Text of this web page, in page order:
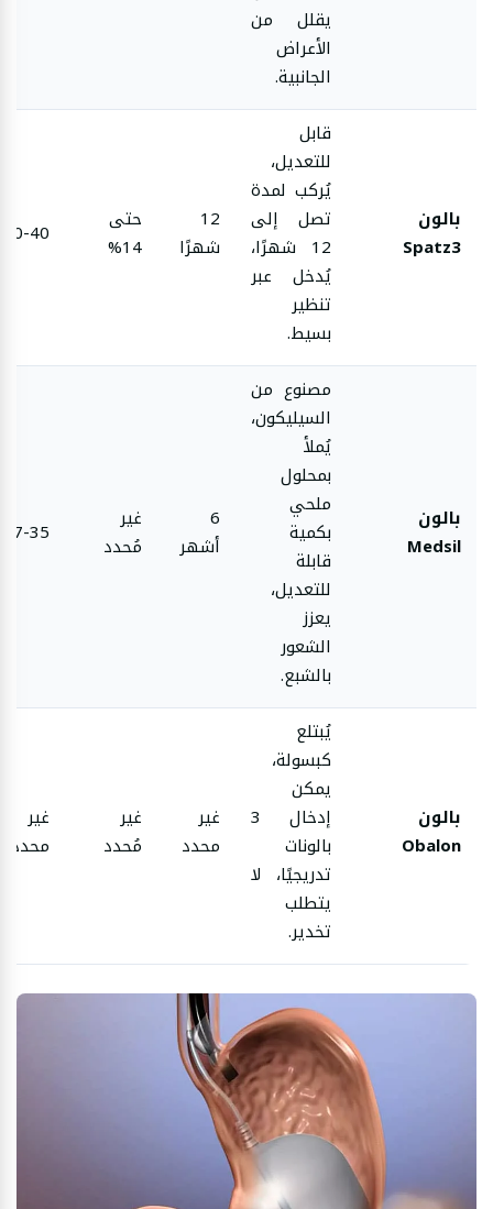
يقلل من
الأعراض
الجانبية.
بالون
Spatz3
قابل
للتعديل،
يُركب لمدة
تصل إلى
12 شهرًا،
يُدخل عبر
تنظير
بسيط.
12
شهرًا
حتى
14%
30-40
بالون
Medsil
مصنوع من
السيليكون،
يُملأ
بمحلول
ملحي
بكمية
قابلة
للتعديل،
يعزز
الشعور
بالشبع.
6
أشهر
غير
مُحدد
27-35
بالون
Obalon
يُبتلع
كبسولة،
يمكن
إدخال 3
بالونات
تدريجيًا، لا
يتطلب
تخدير.
غير
محدد
غير
مُحدد
غير
محدد